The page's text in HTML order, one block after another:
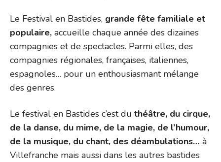
Le Festival en Bastides, grande fête familiale et
populaire, accueille chaque année des dizaines
compagnies et de spectacles. Parmi elles, des
compagnies régionales, françaises, italiennes,
espagnoles… pour un enthousiasmant mélange
des genres.
Le festival en Bastides c’est du théâtre, du cirque,
de la danse, du mime, de la magie, de l’humour,
de la musique, du chant, des déambulations… à
Villefranche mais aussi dans les autres bastides